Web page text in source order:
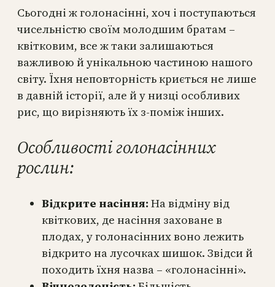
Сьогодні ж голонасінні, хоч і поступаються
чисельністю своїм молодшим братам –
квітковим, все ж таки залишаються
важливою й унікальною частиною нашого
світу. Їхня неповторність криється не лише
в давній історії, але й у низці особливих
рис, що вирізняють їх з-поміж інших.
Особливості голонасінних
рослин:
Відкрите насіння: На відміну від
квіткових, де насіння заховане в
плодах, у голонасінних воно лежить
відкрито на лусочках шишок. Звідси й
походить їхня назва – «голонасінні».